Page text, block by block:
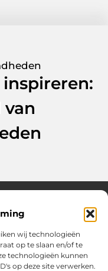
wij technologieën
op te slaan en/of te
technologieën kunnen
op deze site verwerken.
keuzes
tips, doordachte
wat je nodig hebt om